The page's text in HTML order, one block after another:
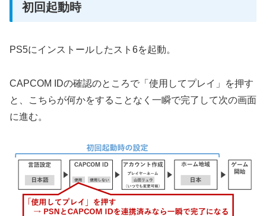
初回起動時
PS5にインストールしたスト6を起動。
CAPCOM IDの確認のところで「使用してプレイ」を押す
と、こちらが何かをすることなく一瞬で完了して次の画面
に進む。